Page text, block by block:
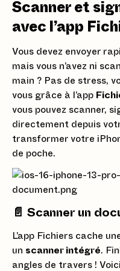
Scanner et
avec l’app
Vous devez envoyer
mais vous n’avez ni
main ? Pas de stress,
vous grâce à l’app
vous pouvez scanner,
directement depuis
transformer votre
de poche.
📄 Scanner un
L’app Fichiers cache
un scanner intégré.
angles de travers !